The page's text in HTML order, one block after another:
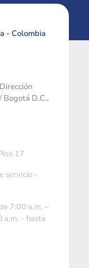
- Colombia
Bogotá D.C.,
17
servicio -
7:00 a.m. –
a.m. - hasta